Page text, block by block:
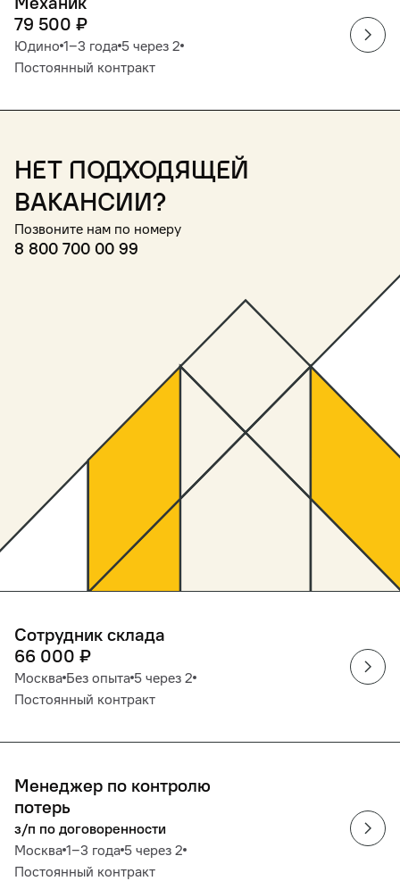
79 500 ₽
Юдино 1‒3 года 5 через 2
Постоянный контракт
Нет подходящей
вакансии?
Позвоните нам по номеру
8 800 700 00 99
Сотрудник склада
66 000 ₽
Москва Без опыта 5 через 2
Постоянный контракт
Менеджер по контролю
потерь
з/п по договоренности
Москва 1‒3 года 5 через 2
Постоянный контракт